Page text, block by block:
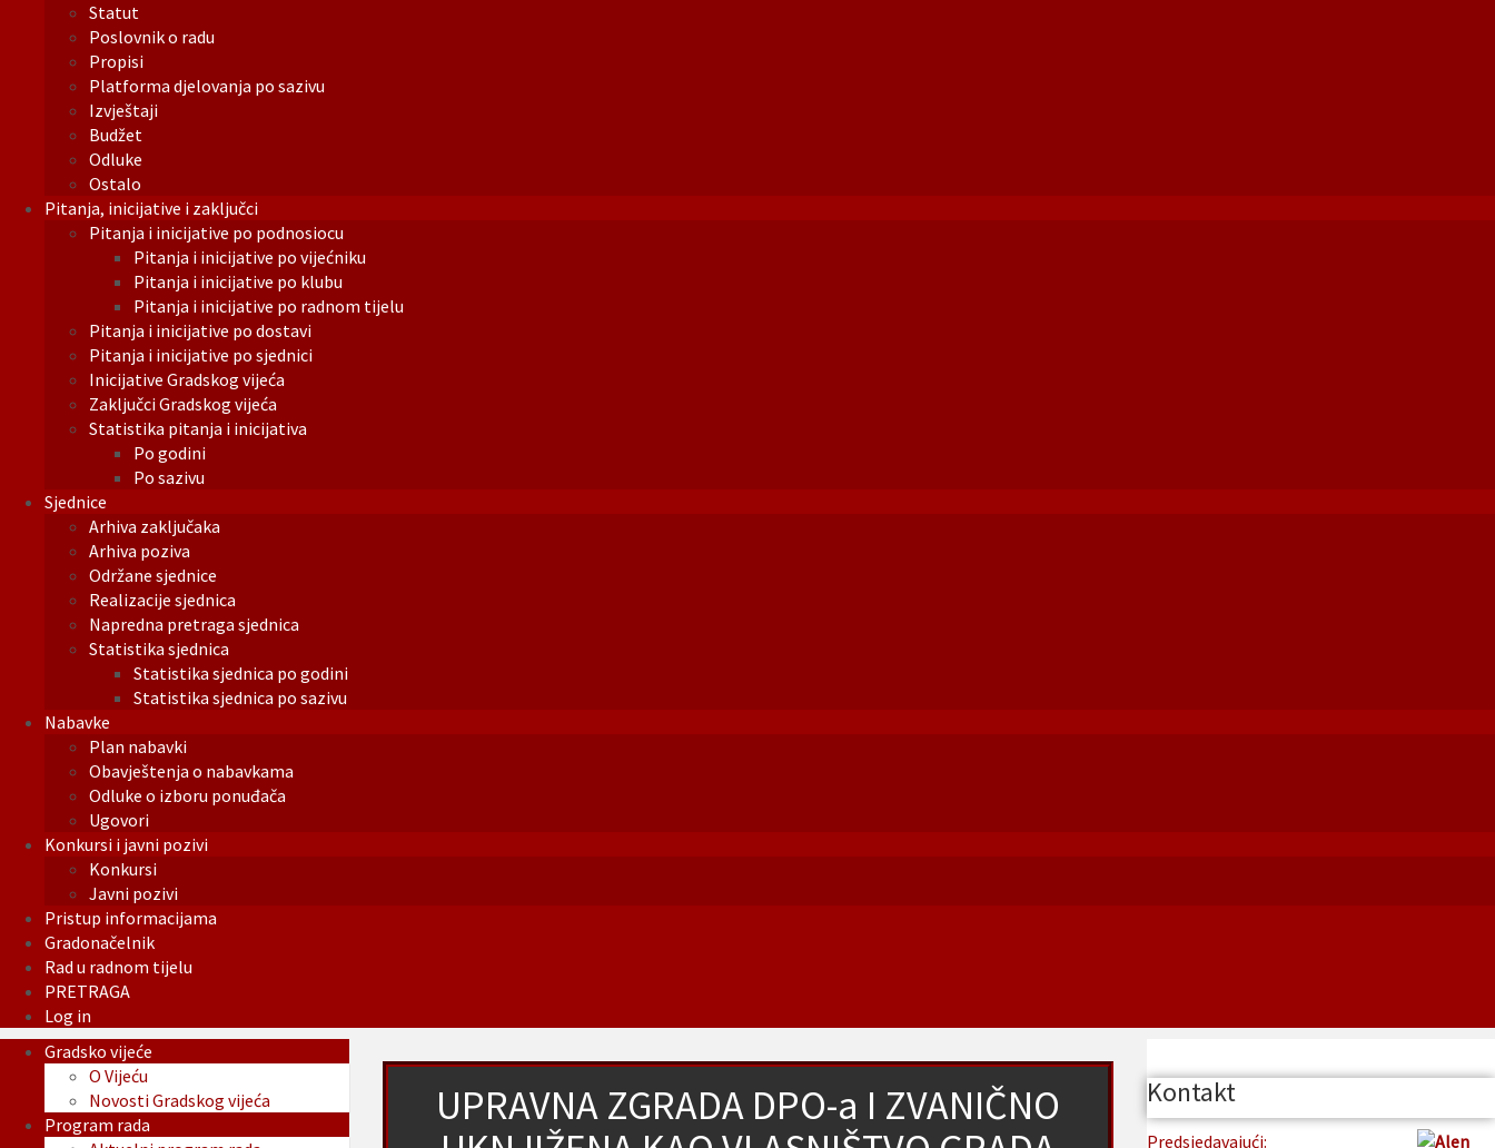
Statut
Poslovnik o radu
Propisi
Platforma djelovanja po sazivu
Izvještaji
Budžet
Odluke
Ostalo
Pitanja, inicijative i zaključci
Pitanja i inicijative po podnosiocu
Pitanja i inicijative po vijećniku
Pitanja i inicijative po klubu
Pitanja i inicijative po radnom tijelu
Pitanja i inicijative po dostavi
Pitanja i inicijative po sjednici
Inicijative Gradskog vijeća
Zaključci Gradskog vijeća
Statistika pitanja i inicijativa
Po godini
Po sazivu
Sjednice
Arhiva zaključaka
Arhiva poziva
Održane sjednice
Realizacije sjednica
Napredna pretraga sjednica
Statistika sjednica
Statistika sjednica po godini
Statistika sjednica po sazivu
Nabavke
Plan nabavki
Obavještenja o nabavkama
Odluke o izboru ponuđača
Ugovori
Konkursi i javni pozivi
Konkursi
Javni pozivi
Pristup informacijama
Gradonačelnik
Rad u radnom tijelu
PRETRAGA
Log in
UPRAVNA ZGRADA DPO-a I ZVANIČNO
Gradsko vijeće
O Vijeću
Novosti Gradskog vijeća
Program rada
Kontakt
Predsjedavajući: